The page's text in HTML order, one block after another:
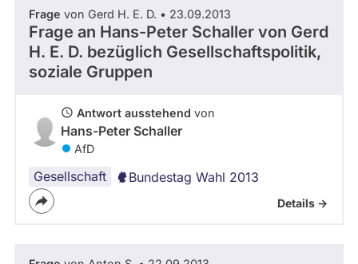
Parlamentsperiode
Partei
- Alle -
Frage Status
- Alle -
Zeitraum
Frage von Gerd H. E. D. • 23.09.2013
Frage an Hans-Peter Schaller von Gerd
H. E. D. bezüglich Gesellschaftspolitik,
soziale Gruppen
Antwort ausstehend von
Hans-Peter Schaller
AfD
Gesellschaft Bundestag Wahl 2013
Details ->